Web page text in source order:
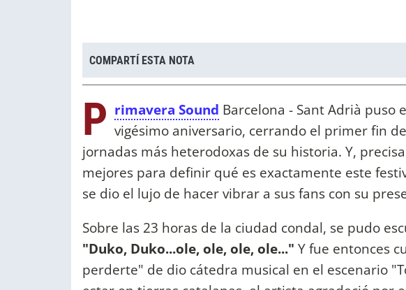
COMPARTÍ ESTA NOTA
P rimavera Sound Barcelona - Sant Adrià puso
vigésimo aniversario, cerrando el primer fin
jornadas más heterodoxas de su historia. Y,
mejores para definir qué es exactamente este
se dio el lujo de hacer vibrar a sus fans con su
Sobre las 23 horas de la ciudad condal, se pudo
"Duko, Duko...ole, ole, ole, ole..." Y fue entonces
perderte" de dio cátedra musical en el escenario